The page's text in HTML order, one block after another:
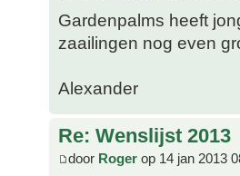
Gardenpalms heeft
zaailingen nog even
Alexander
Re: Wenslijst 2013
door Roger op 14 jan 2013